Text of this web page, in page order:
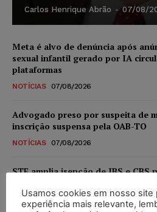
Carlos Henrique Abrão - 07/08/
Meta é alvo de denúncia após
sexual infantil gerado por IA
plataformas
NOTÍCIAS 07/08/2026
Advogado preso por suspeita de
inscrição suspensa pela OAB-TO
NOTÍCIAS 07/08/2026
STF amplia isenção de IBS e CBS
níveis
Usamos cookies em nosso site
experiência mais relevante,